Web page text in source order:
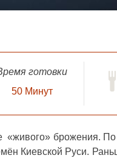
готовки
50 Минут
«живого» брожения.
Киевской Руси.